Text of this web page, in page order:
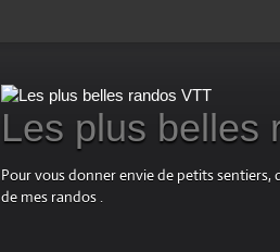
Les plus belles
Pour vous donner envie de petits sentiers,
de mes randos .